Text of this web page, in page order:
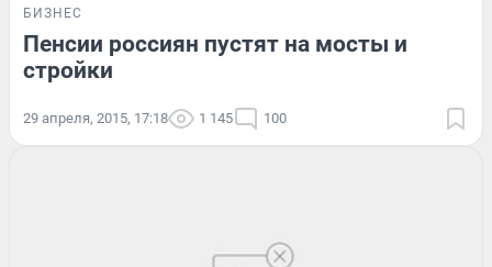
БИЗНЕС
Пенсии россиян пустят на мосты и
стройки
29 апреля, 2015, 17:18 1 145 100